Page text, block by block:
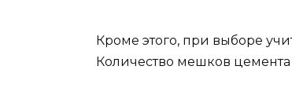
Кроме этого, при выборе
Количество мешков цемента